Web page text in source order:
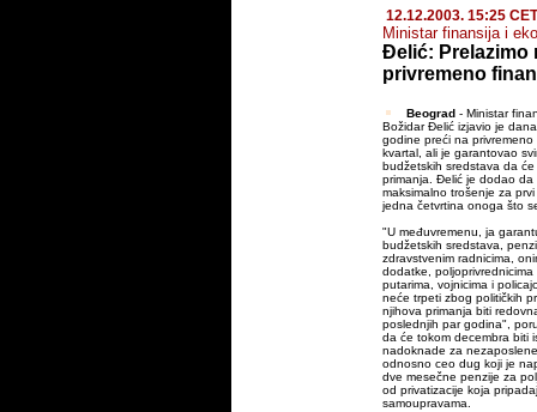
12.12.2003. 15:25 CET
Ministar finansija i
Đelić: Prelazimo
privremeno
Beograd - Ministar
Božidar Đelić izjavio je
godine preći na
kvartal, ali je garantovao
budžetskih sredstava da
primanja. Đelić je dodao da
maksimalno trošenje za
jedna četvrtina onoga što
"U međuvremenu, ja
budžetskih sredstava,
zdravstvenim radnicima,
dodatke,
putarima, vojnicima i
neće trpeti zbog političkih
njihova primanja biti
poslednjih par godina",
da će tokom decembra biti
nadoknade za
odnosno ceo dug koji je
dve mesečne penzije za
od privatizacije koja
samoupravama.